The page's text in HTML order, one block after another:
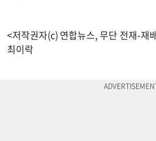
<저작권자(c) 연합뉴스, 무단 전재-재
최이락